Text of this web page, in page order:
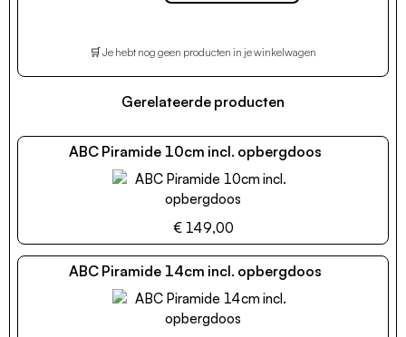
🛒 Je hebt nog geen producten in je winkelwagen
Gerelateerde producten
ABC Piramide 10cm incl. opbergdoos
€ 149,00
ABC Piramide 14cm incl. opbergdoos